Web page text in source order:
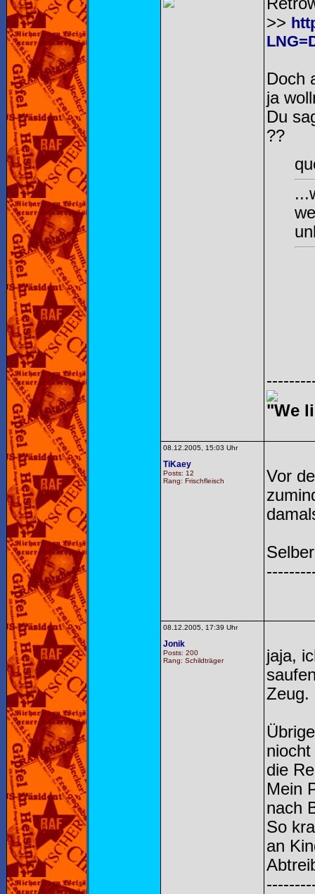
>>
Doch
ja
Du
??
"We
08.12.2005, 15:03 Uhr
TiKaey
Posts: 12
Rang: Frischfleisch
Vor
08.12.2005, 17:39 Uhr
Jonik
Posts: 200
Rang: Schildträger
jaja,
Zeug.
die
Mein
nach
So
an